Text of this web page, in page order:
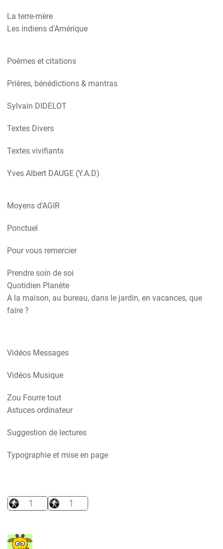
La terre-mère
Les indiens d'Amérique
Poèmes et citations
Prières, bénédictions & mantras
Sylvain DIDELOT
Textes Divers
Textes vivifiants
Yves Albert DAUGE (Y.A.D)
Moyens d'AGIR
Ponctuel
Pour vous remercier
Prendre soin de soi
Quotidien Planète
A la maison, au bureau, dans le jardin, en vacances, que
faire ?
Vidéos Messages
Vidéos Musique
Zou Fourre tout
Astuces ordinateur
Suggestion de lectures
Typographie et mise en page